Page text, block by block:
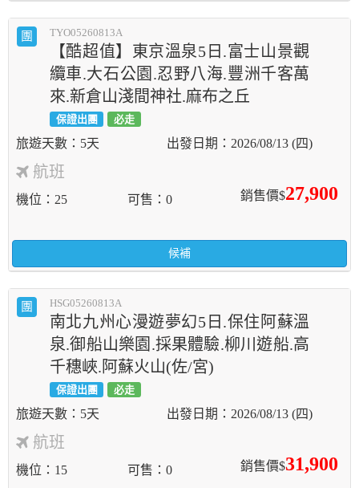
團 TYO05260813A
【酷超值】東京溫泉5日.富士山景觀
纜車.大石公園.忍野八海.豐洲千客萬
來.新倉山淺間神社.麻布之丘
保證出團 必走
5天 2026/08/13 (四)
航班
銷售價$27,900
機位 25 可售 0
候補
團 HSG05260813A
南北九州心漫遊夢幻5日.保住阿蘇溫
泉.御船山樂園.採果體驗.柳川遊船.高
千穗峽.阿蘇火山(佐/宮)
保證出團 必走
5天 2026/08/13 (四)
航班
銷售價$31,900
機位 15 可售 0